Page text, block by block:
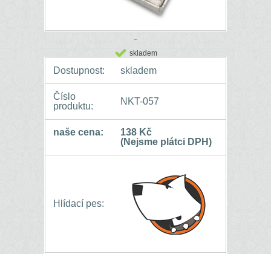
skladem
Dostupnost: skladem
Číslo
produktu:
NKT-057
naše cena:
138 Kč
(Nejsme plátci DPH)
Hlídací pes: